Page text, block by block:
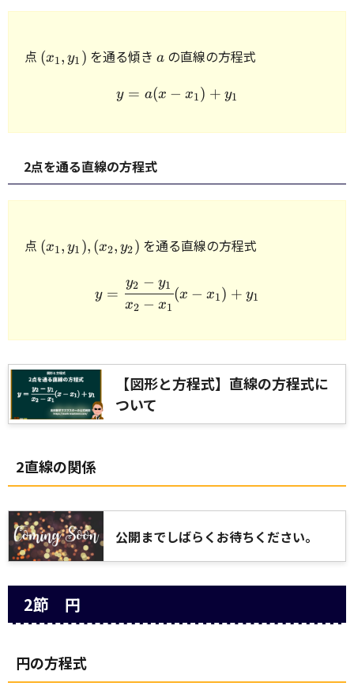
点 (x_1,
y_1)
(x1, y1 ) を通る傾き a
aの直線の方程式
\begin{array}{rcl} y =
y = a(x − x1) + y1
2点を通る直線の方程式
点 (x_1,
y_1),
(x1, y1 ), (x2, y2) を通る直線の方程式
\begin{array}{rcl} y =
y =
x2 − x1
y2 − y1 (x − x1) + y1
【図形と方程式】直線の方程式に
ついて
2直線の関係
公開までしばらくお待ちください。
2節 円
円の方程式